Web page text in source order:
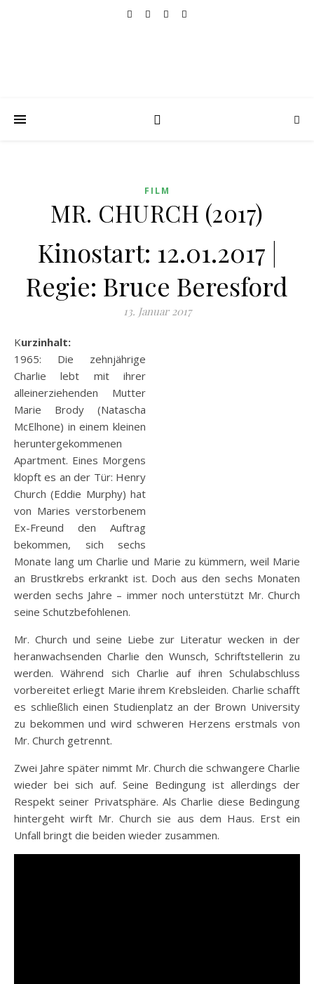
FILM
MR. CHURCH (2017)
Kinostart: 12.01.2017 |
Regie: Bruce Beresford
13. Januar 2017
Kurzinhalt:
1965: Die zehnjährige
Charlie lebt mit ihrer
alleinerziehenden Mutter
Marie Brody (Natascha
McElhone) in einem kleinen
heruntergekommenen
Apartment. Eines Morgens
klopft es an der Tür: Henry
Church (Eddie Murphy) hat
von Maries verstorbenem
Ex-Freund den Auftrag
bekommen, sich sechs
Monate lang um Charlie und Marie zu kümmern, weil Marie
an Brustkrebs erkrankt ist. Doch aus den sechs Monaten
werden sechs Jahre – immer noch unterstützt Mr. Church
seine Schutzbefohlenen.
Mr. Church und seine Liebe zur Literatur wecken in der
heranwachsenden Charlie den Wunsch, Schriftstellerin zu
werden. Während sich Charlie auf ihren Schulabschluss
vorbereitet erliegt Marie ihrem Krebsleiden. Charlie schafft
es schließlich einen Studienplatz an der Brown University
zu bekommen und wird schweren Herzens erstmals von
Mr. Church getrennt.
Zwei Jahre später nimmt Mr. Church die schwangere Charlie
wieder bei sich auf. Seine Bedingung ist allerdings der
Respekt seiner Privatsphäre. Als Charlie diese Bedingung
hintergeht wirft Mr. Church sie aus dem Haus. Erst ein
Unfall bringt die beiden wieder zusammen.